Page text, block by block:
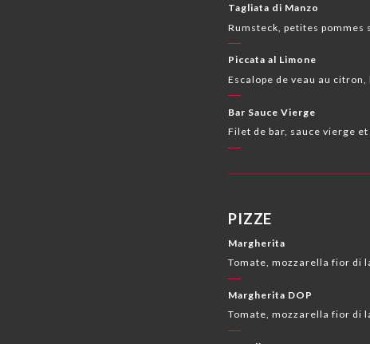
Tagliata di Manzo
Rumsteck, petites
Piccata al Limone
Escalope de veau au
Bar Sauce Vierge
Filet de bar, sauce vierge
PIZZE
Margherita
Tomate, mozzarella fior di
Margherita DOP
Tomate, mozzarella fior di